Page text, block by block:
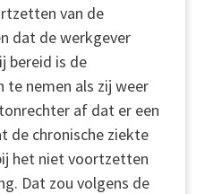
van de
dat de werkgever
bereid is de
te nemen als zij weer
af dat er een
de chronische ziekte
het niet voortzetten
Dat zou volgens de